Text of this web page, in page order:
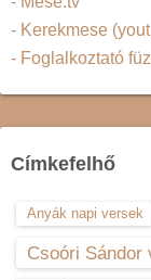
- Kerekmese
- Foglalkoztató
Címkefelhő
Anyák napi versek
Csoóri Sándor